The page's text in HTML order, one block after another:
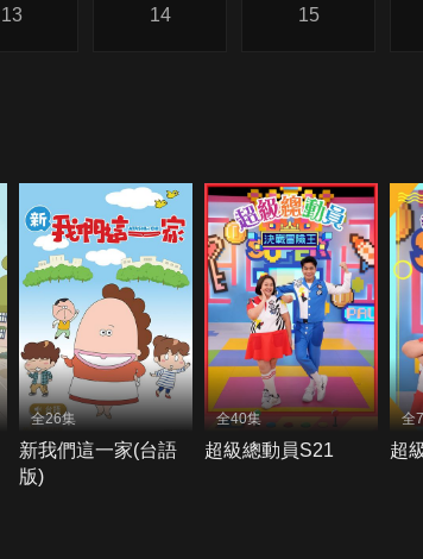
13 14 15
全26集
新我們這一家(台語
版)
全40集
超級總動員S21
全
超